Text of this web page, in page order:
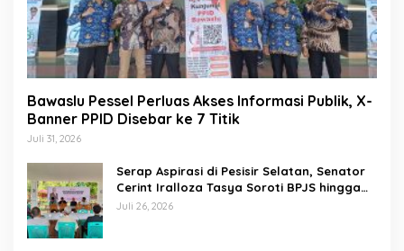
Bawaslu Pessel Perluas Akses Informasi Publik, X-
Banner PPID Disebar ke 7 Titik
Juli 31, 2026
Serap Aspirasi di Pesisir Selatan, Senator
Cerint Iralloza Tasya Soroti BPJS hingga
Kurikulum Merdeka
Juli 26, 2026